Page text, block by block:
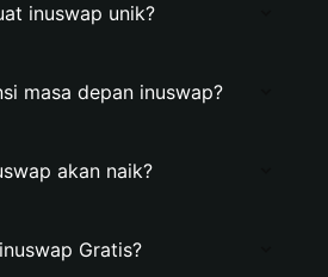
inuswap unik?
masa depan inuswap?
akan naik?
Gratis?